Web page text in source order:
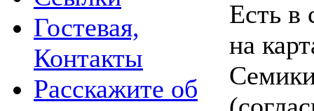
Гостевая,
Контакты
Расскажите об
Есть в
на